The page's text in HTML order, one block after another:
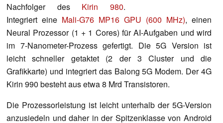
Nachfolger des Kirin 980.
Integriert eine Mali-G76 MP16 GPU (600 MHz), einen
Neural Prozessor (1 + 1 Cores) für AI-Aufgaben und wird
im 7-Nanometer-Prozess gefertigt. Die 5G Version ist
leicht schneller getaktet (2 der 3 Cluster und die
Grafikkarte) und integriert das Balong 5G Modem. Der 4G
Kirin 990 besteht aus etwa 8 Mrd Transistoren.
Die Prozessorleistung ist leicht unterhalb der 5G-Version
anzusiedeln und daher in der Spitzenklasse von Android